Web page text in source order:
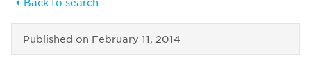
Back to search
Published on February 11, 2014